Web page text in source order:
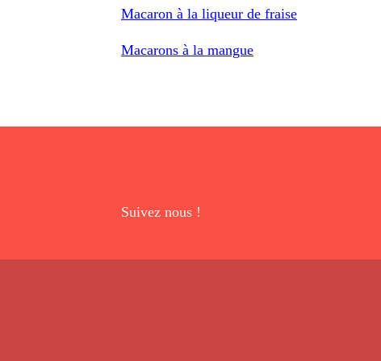
Macaron à la liqueur de fraise
Macarons à la mangue
Suivez nous !